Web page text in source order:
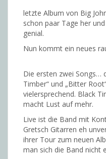
letzte Album von Big
schon paar Tage her
genial.
Nun kommt ein neues
Die ersten zwei Songs…
Timber“ und „Bitter
vielersprechend. Black
macht Lust auf mehr.
Live ist die Band mit
Gretsch Gitarren eh
ihrer Tour zum neuen
man sich die Band nicht